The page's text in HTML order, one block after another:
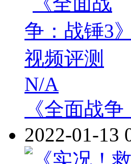
N/A
《全面战
2022-01-13